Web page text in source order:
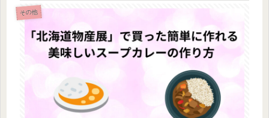
その他